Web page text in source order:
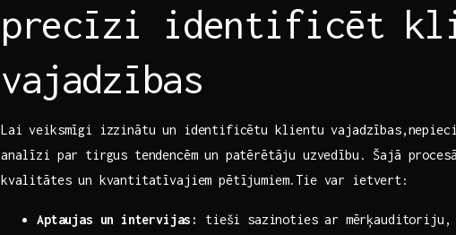
precīzi identificēt
‍vajadzības
Lai veiksmīgi izzinātu un ‍identificētu klientu⁤
analīzi par tirgus tendencēm⁣ un patērētāju uzvedību. Šajā
kvalitātes un kvantitatīvajiem pētījumiem.Tie var ietvert:
Aptaujas un ⁣intervijas:
tieši sazinoties ar